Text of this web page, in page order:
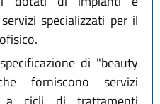
specializzati per il
di "beauty
forniscono servizi